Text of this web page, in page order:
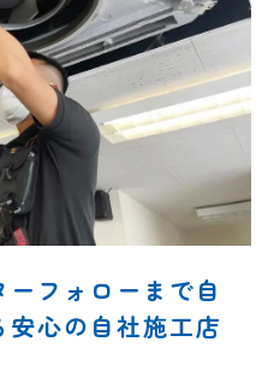
フォローまで自
心の自社施工店